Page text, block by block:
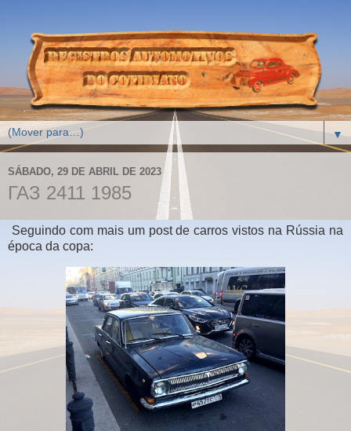
▼
SÁBADO, 29 DE ABRIL DE 2023
ГАЗ 2411 1985
Seguindo com mais um post de carros vistos na Rússia na
época da copa: